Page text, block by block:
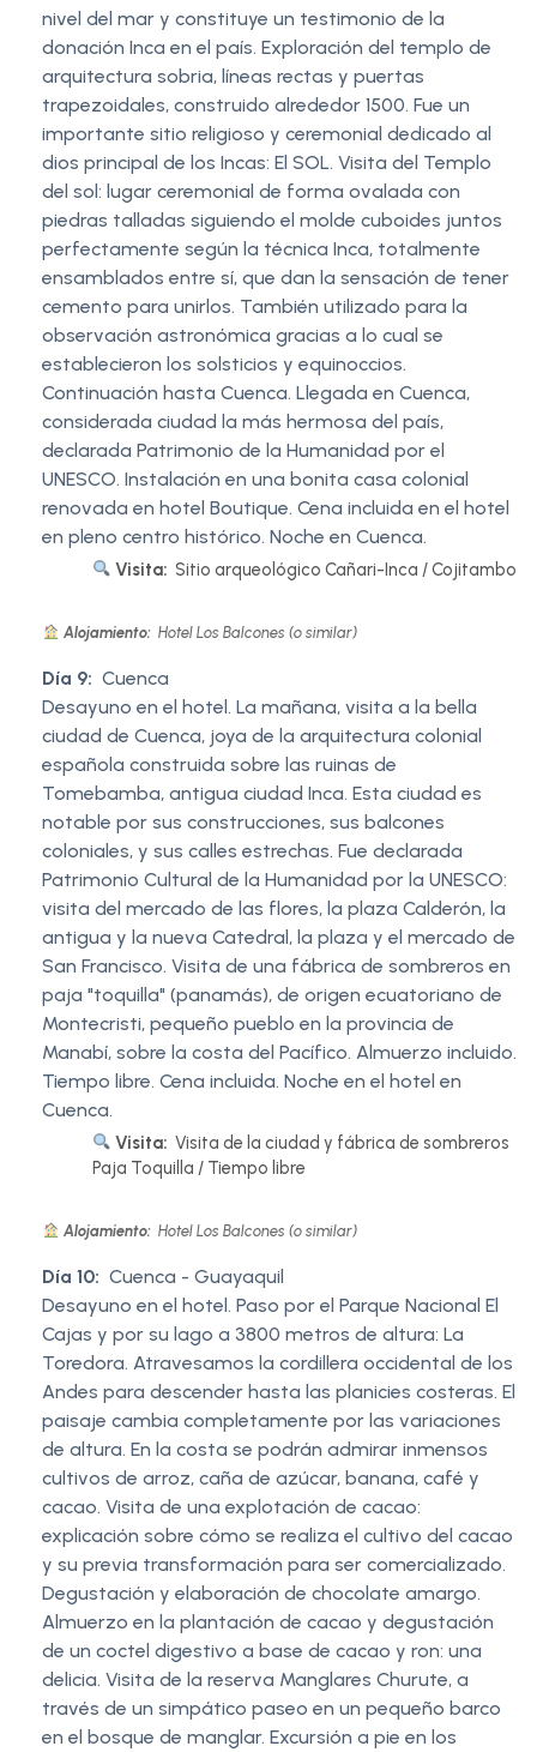
nivel del mar y constituye un testimonio de la
donación Inca en el país. Exploración del templo de
arquitectura sobria, líneas rectas y puertas
trapezoidales, construido alrededor 1500. Fue un
importante sitio religioso y ceremonial dedicado al
dios principal de los Incas: El SOL. Visita del Templo
del sol: lugar ceremonial de forma ovalada con
piedras talladas siguiendo el molde cuboides juntos
perfectamente según la técnica Inca, totalmente
ensamblados entre sí, que dan la sensación de tener
cemento para unirlos. También utilizado para la
observación astronómica gracias a lo cual se
establecieron los solsticios y equinoccios.
Continuación hasta Cuenca. Llegada en Cuenca,
considerada ciudad la más hermosa del país,
declarada Patrimonio de la Humanidad por el
UNESCO. Instalación en una bonita casa colonial
renovada en hotel Boutique. Cena incluida en el hotel
en pleno centro histórico. Noche en Cuenca.
Visita: Sitio arqueológico Cañari-Inca / Cojitambo
Alojamiento: Hotel Los Balcones (o similar)
Día 9: Cuenca
Desayuno en el hotel. La mañana, visita a la bella
ciudad de Cuenca, joya de la arquitectura colonial
española construida sobre las ruinas de
Tomebamba, antigua ciudad Inca. Esta ciudad es
notable por sus construcciones, sus balcones
coloniales, y sus calles estrechas. Fue declarada
Patrimonio Cultural de la Humanidad por la UNESCO:
visita del mercado de las flores, la plaza Calderón, la
antigua y la nueva Catedral, la plaza y el mercado de
San Francisco. Visita de una fábrica de sombreros en
paja "toquilla" (panamás), de origen ecuatoriano de
Montecristi, pequeño pueblo en la provincia de
Manabí, sobre la costa del Pacífico. Almuerzo incluido.
Tiempo libre. Cena incluida. Noche en el hotel en
Cuenca.
Visita: Visita de la ciudad y fábrica de sombreros
Paja Toquilla / Tiempo libre
Alojamiento: Hotel Los Balcones (o similar)
Día 10: Cuenca - Guayaquil
Desayuno en el hotel. Paso por el Parque Nacional El
Cajas y por su lago a 3800 metros de altura: La
Toredora. Atravesamos la cordillera occidental de los
Andes para descender hasta las planicies costeras. El
paisaje cambia completamente por las variaciones
de altura. En la costa se podrán admirar inmensos
cultivos de arroz, caña de azúcar, banana, café y
cacao. Visita de una explotación de cacao:
explicación sobre cómo se realiza el cultivo del cacao
y su previa transformación para ser comercializado.
Degustación y elaboración de chocolate amargo.
Almuerzo en la plantación de cacao y degustación
de un coctel digestivo a base de cacao y ron: una
delicia. Visita de la reserva Manglares Churute, a
través de un simpático paseo en un pequeño barco
en el bosque de manglar. Excursión a pie en los